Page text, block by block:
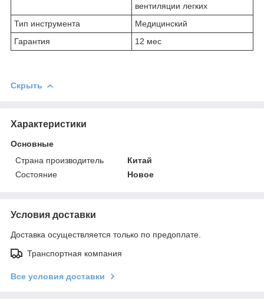
вентиляции легких
Тип инструмента
Медицинский
Гарантия
12 мес
Скрыть
Характеристики
Основные
Страна производитель
Китай
Состояние
Новое
Условия доставки
Доставка осуществляется только по предоплате.
Транспортная компания
Все условия доставки